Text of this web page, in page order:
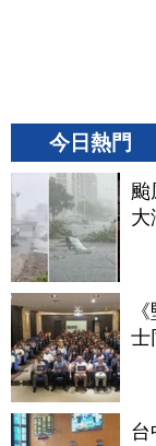
今日熱門
颱
大
士
台